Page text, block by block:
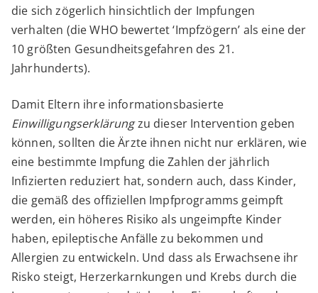
die sich zögerlich hinsichtlich der Impfungen
verhalten (die WHO bewertet ‘Impfzögern’ als eine der
10 größten Gesundheitsgefahren des 21.
Jahrhunderts).
Damit Eltern ihre informationsbasierte
Einwilligungserklärungzu dieser Intervention geben
können, sollten die Ärzte ihnen nicht nur erklären, wie
eine bestimmte Impfung die Zahlen der jährlich
Infizierten reduziert hat, sondern auch, dass Kinder,
die gemäß des offiziellen Impfprogramms geimpft
werden, ein höheres Risiko als ungeimpfte Kinder
haben, epileptische Anfälle zu bekommen und
Allergien zu entwickeln. Und dass als Erwachsene ihr
Risko steigt, Herzerkarnkungen und Krebs durch die